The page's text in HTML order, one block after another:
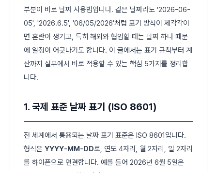
부분이 바로 날짜 사용법입니다. 같은 날짜라도 '2026-06-
05', '2026.6.5', '06/05/2026'처럼 표기 방식이 제각각이
면 혼란이 생기고, 특히 해외와 협업할 때는 날짜 하나 때문
에 일정이 어긋나기도 합니다. 이 글에서는 표기 규칙부터 계
산까지 실무에서 바로 적용할 수 있는 핵심 5가지를 정리합
니다.
1. 국제 표준 날짜 표기 (ISO 8601)
전 세계에서 통용되는 날짜 표기 표준은 ISO 8601입니다.
형식은 YYYY-MM-DD로, 연도 4자리, 월 2자리, 일 2자리
를 하이픈으로 연결합니다. 예를 들어 2026년 6월 5일은